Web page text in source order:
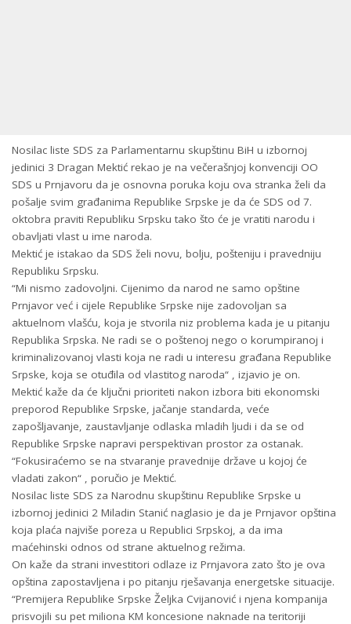
Nosilac liste SDS za Parlamentarnu skupštinu BiH u izbornoj
jedinici 3 Dragan Mektić rekao je na večerašnjoj konvenciji OO
SDS u Prnjavoru da je osnovna poruka koju ova stranka želi da
pošalje svim građanima Republike Srpske je da će SDS od 7.
oktobra praviti Republiku Srpsku tako što će je vratiti narodu i
obavljati vlast u ime naroda.
Mektić je istakao da SDS želi novu, bolju, pošteniju i pravedniju
Republiku Srpsku.
“Mi nismo zadovoljni. Cijenimo da narod ne samo opštine
Prnjavor već i cijele Republike Srpske nije zadovoljan sa
aktuelnom vlašću, koja je stvorila niz problema kada je u pitanju
Republika Srpska. Ne radi se o poštenoj nego o korumpiranoj i
kriminalizovanoj vlasti koja ne radi u interesu građana Republike
Srpske, koja se otuđila od vlastitog naroda“ , izjavio je on.
Mektić kaže da će ključni prioriteti nakon izbora biti ekonomski
preporod Republike Srpske, jačanje standarda, veće
zapošljavanje, zaustavljanje odlaska mladih ljudi i da se od
Republike Srpske napravi perspektivan prostor za ostanak.
“Fokusiraćemo se na stvaranje pravednije države u kojoj će
vladati zakon“ , poručio je Mektić.
Nosilac liste SDS za Narodnu skupštinu Republike Srpske u
izbornoj jedinici 2 Miladin Stanić naglasio je da je Prnjavor opština
koja plaća najviše poreza u Republici Srpskoj, a da ima
maćehinski odnos od strane aktuelnog režima.
On kaže da strani investitori odlaze iz Prnjavora zato što je ova
opština zapostavljena i po pitanju rješavanja energetske situacije.
“Premijera Republike Srpske Željka Cvijanović i njena kompanija
prisvojili su pet miliona KM koncesione naknade na teritoriji